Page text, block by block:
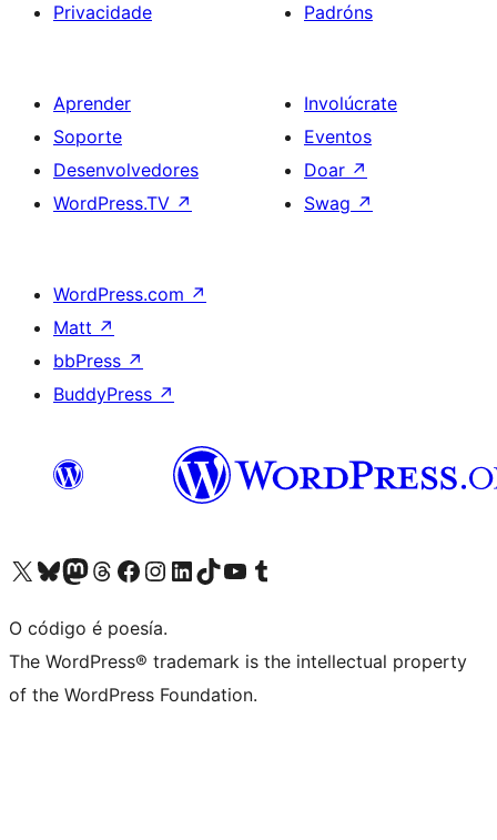
Privacidade
Padróns
Aprender
Soporte
Desenvolvedores
WordPress.TV ↗
Involúcrate
Eventos
Doar ↗
Swag ↗
WordPress.com ↗
Matt ↗
bbPress ↗
BuddyPress ↗
Visita la cuenta de X (anteriormente Twitter)
Visita a nosa conta de Bluesky
Visita a nosa conta de Mastodon
Visita a nosa conta de Threads
Visita a nosa páxina de Facebook
Visita a nosa conta de Instagram
Visita a nosa conta de LinkedIn
Visita a nosa conta de TikTok
Visita a nosa canle de YouTube
Visita a nosa conta de Tumblr
O código é poesía.
The WordPress® trademark is the intellectual property
of the WordPress Foundation.